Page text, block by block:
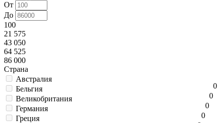
От
До
100
21 575
43 050
64 525
86 000
Страна
Австралия
0
Бельгия
0
Великобритания
0
Германия
0
Греция